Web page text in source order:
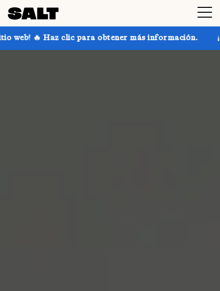
para obtener más información. ¡Consigue hasta